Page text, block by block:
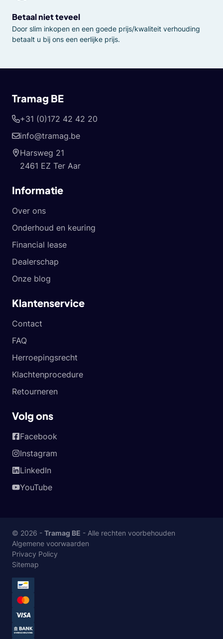
Betaal niet teveel
Door slim inkopen en een goede prijs/kwaliteit verhouding
betaalt u bij ons een eerlijke prijs.
Tramag BE
+31 (0)172 42 42 20
info@tramag.be
Harsweg 21
2461 EZ Ter Aar
Informatie
Over ons
Onderhoud en keuring
Financial lease
Dealerschap
Onze blog
Klantenservice
Contact
FAQ
Herroepingsrecht
Klachtenprocedure
Retourneren
Volg ons
Facebook
Instagram
LinkedIn
YouTube
© 2026 - Tramag BE - Alle rechten voorbehouden
Algemene voorwaarden
Privacy Policy
Sitemap